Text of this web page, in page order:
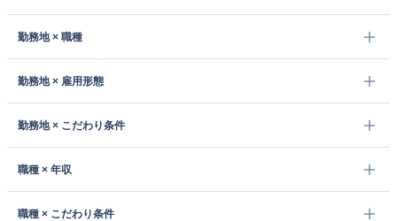
勤務地 × 職種
勤務地 × 雇用形態
勤務地 × こだわり条件
職種 × 年収
職種 × こだわり条件